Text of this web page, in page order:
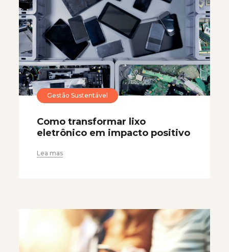
Gestão Sustentável
Como transformar lixo
eletrônico em impacto positivo
Lea mas